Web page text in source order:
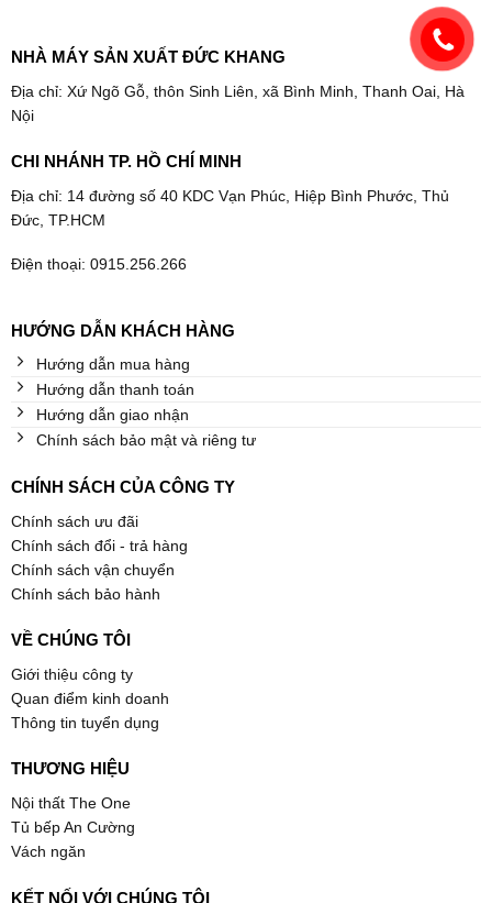
NHÀ MÁY SẢN XUẤT ĐỨC KHANG
Địa chỉ: Xứ Ngõ Gỗ, thôn Sinh Liên, xã Bình Minh, Thanh Oai, Hà
Nội
CHI NHÁNH TP. HỒ CHÍ MINH
Địa chỉ: 14 đường số 40 KDC Vạn Phúc, Hiệp Bình Phước, Thủ
Đức, TP.HCM
Điện thoại: 0915.256.266
HƯỚNG DẪN KHÁCH HÀNG
Hướng dẫn mua hàng
Hướng dẫn thanh toán
Hướng dẫn giao nhận
Chính sách bảo mật và riêng tư
CHÍNH SÁCH CỦA CÔNG TY
Chính sách ưu đãi
Chính sách đổi - trả hàng
Chính sách vận chuyển
Chính sách bảo hành
VỀ CHÚNG TÔI
Giới thiệu công ty
Quan điểm kinh doanh
Thông tin tuyển dụng
THƯƠNG HIỆU
Nội thất The One
Tủ bếp An Cường
Vách ngăn
KẾT NỐI VỚI CHÚNG TÔI